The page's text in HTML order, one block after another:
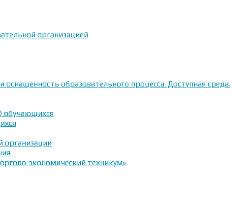
организацией
образовательного процесса. Доступная среда.
обучающихся
организации
экономический техникум»